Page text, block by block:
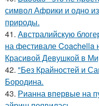
символ Африки и одно
природы.
41. Австралийскую
на фестивале Coachella
Красивой Девушкой в
42. "Без Крайностей и
Бородина.
43. Рианна впервые на